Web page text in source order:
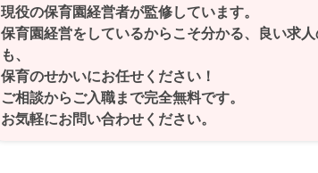
現役の保育園経営者が監修しています。
保育園経営をしているからこそ分かる、良い求
も、
保育のせかいにお任せください！
ご相談からご入職まで完全無料です。
お気軽にお問い合わせください。